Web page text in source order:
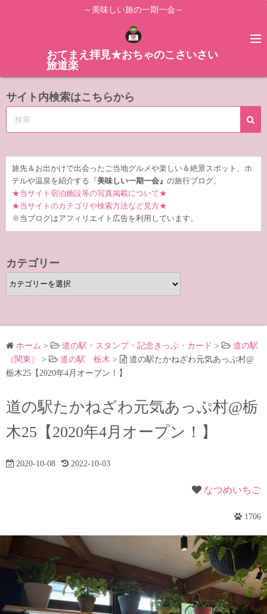
ス
ッ
～美味しい旅の一期一会～
おてまえ拝見★おちゃのこさいさい
旅道楽
サイト内検索はこちらから
旅先＆お出かけで出会ったご当地グルメや楽しい＆絶景スポット、ホ
テルや温泉を紹介する『 美味しい一期一会』 の旅行ブログ。
★当サイト宿泊施設等の写真掲載について★
★当サイトのカテゴリや検索方法など見方★
※当ブログはアフィリエイト広告を利用しています。
カテゴリー
カ
テ
リ
ー ホーム > 道の駅・スタンプ・記念きっぷ・カード >
道の駅
（関東）
> 道の駅 栃木 >
道の駅たかねざわ元気あっぷ村@
栃木25【2020年4月オープン！】
道の駅たかねざわ元気あっぷ村@栃
木25【2020年4月オープン！】
2020-10-08 2022-10-03
なつめいちご
1706